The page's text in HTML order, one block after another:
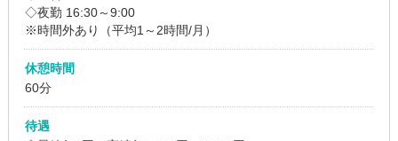
◇夜勤 16:30～9:00
※時間外あり（平均1～2時間/月）
休憩時間
60分
待遇